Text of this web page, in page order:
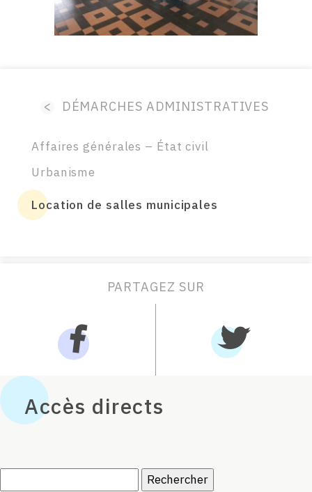
< DÉMARCHES ADMINISTRATIVES
Affaires générales – État civil
Urbanisme
Location de salles municipales
PARTAGEZ SUR
Accès directs